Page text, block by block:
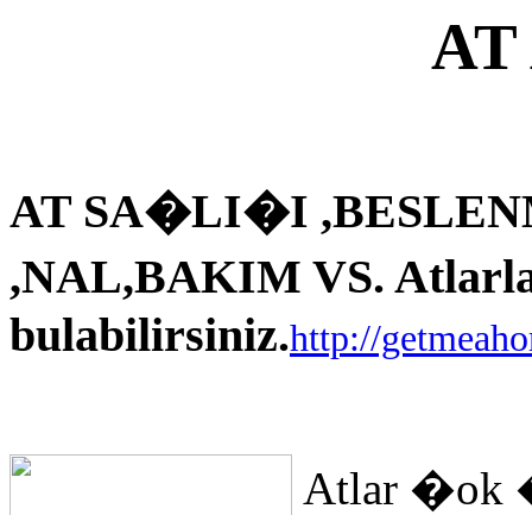
AT SA�LI�I
,NAL,BAKIM VS.
bulabilirsiniz.http://
Atlar �ok